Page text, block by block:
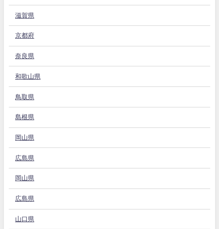
滋賀県
京都府
奈良県
和歌山県
鳥取県
島根県
岡山県
広島県
岡山県
広島県
山口県